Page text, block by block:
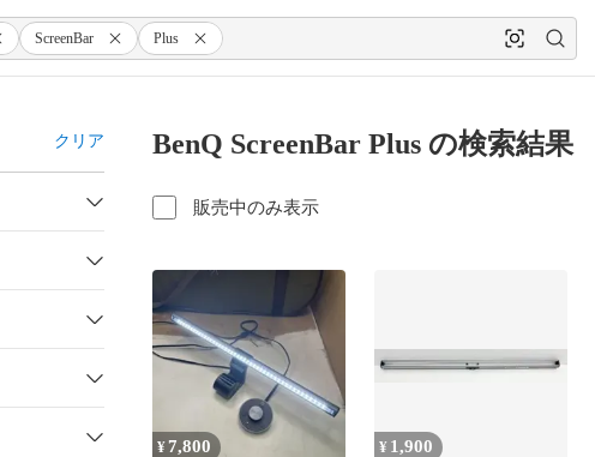
ScreenBar Plus
クリア BenQ ScreenBar Plus の検索結果
販売中のみ表示
¥7,800 ¥ 1,900